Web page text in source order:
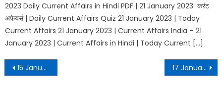
2023 Daily Current Affairs in Hindi PDF | 21 January 2023 करंट
अफेयर्स | Daily Current Affairs Quiz 21 January 2023 | Today
Current Affairs 21 January 2023 | Current Affairs India – 21
January 2023 | Current Affairs in Hindi | Today Current […]
15 January 2022 Daily Current Affairs in Hindi PDF 17 January 2022 Daily Current Affairs in Hindi PDF